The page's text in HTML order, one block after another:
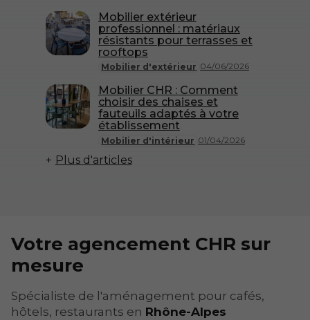
Mobilier d'extérieur 04/06/2026
Mobilier extérieur
professionnel : matériaux
résistants pour terrasses et
rooftops
Mobilier d'intérieur 01/04/2026
Mobilier CHR : Comment
choisir des chaises et
fauteuils adaptés à votre
établissement
Plus d'articles
Votre agencement CHR sur
mesure
Spécialiste de l'aménagement pour cafés,
hôtels, restaurants en Rhône-Alpes